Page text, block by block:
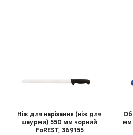
Ніж для нарізання (ніж для
шаурми) 550 мм чорний
FoREST, 369155
мм